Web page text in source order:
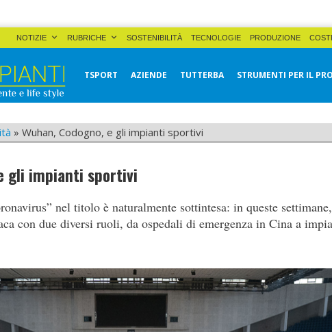
NOTIZIE RUBRICHE SOSTENIBILITÀ TECNOLOGIE PRODUZIONE
TSPORT AZIENDE TUTTERBA STRUMENTI PER IL
» Wuhan, Codogno, e gli impianti sportivi
gli impianti sportivi
nel titolo è naturalmente sottintesa: in queste
con due diversi ruoli, da ospedali di emergenza in Cina a